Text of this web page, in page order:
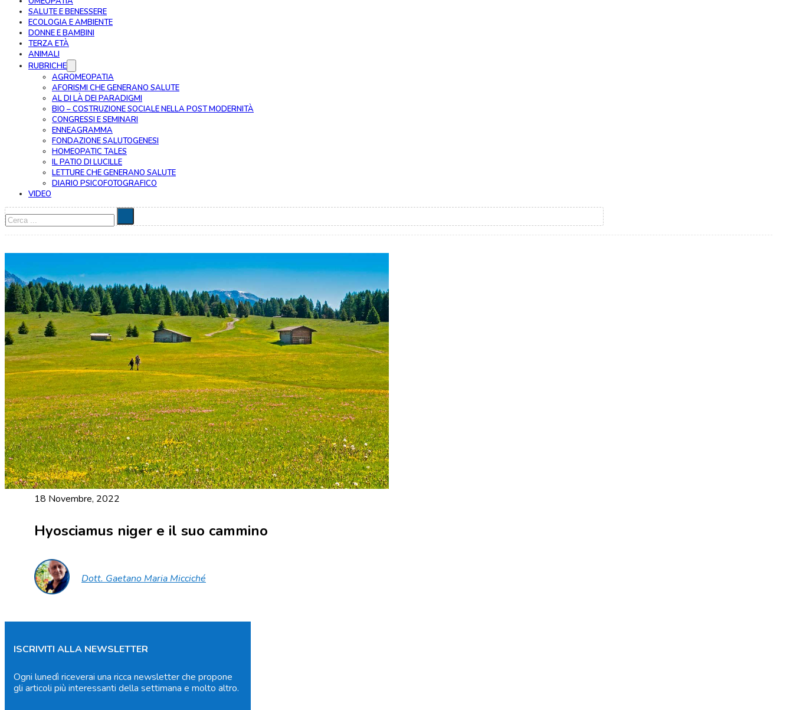
SALUTE E BENESSERE
ECOLOGIA E AMBIENTE
DONNE E BAMBINI
TERZA ETÀ
ANIMALI
RUBRICHE
AGROMEOPATIA
AFORISMI CHE GENERANO SALUTE
AL DI LÀ DEI PARADIGMI
BIO – COSTRUZIONE SOCIALE NELLA POST MODERNITÀ
CONGRESSI E SEMINARI
ENNEAGRAMMA
FONDAZIONE SALUTOGENESI
HOMEOPATIC TALES
IL PATIO DI LUCILLE
LETTURE CHE GENERANO SALUTE
DIARIO PSICOFOTOGRAFICO
VIDEO
Cerca
18 Novembre, 2022
Hyosciamus niger e il suo cammino
Dott. Gaetano Maria Micciché
ISCRIVITI ALLA NEWSLETTER
Ogni lunedì riceverai una ricca newsletter che propone
gli articoli più interessanti della settimana e molto altro.